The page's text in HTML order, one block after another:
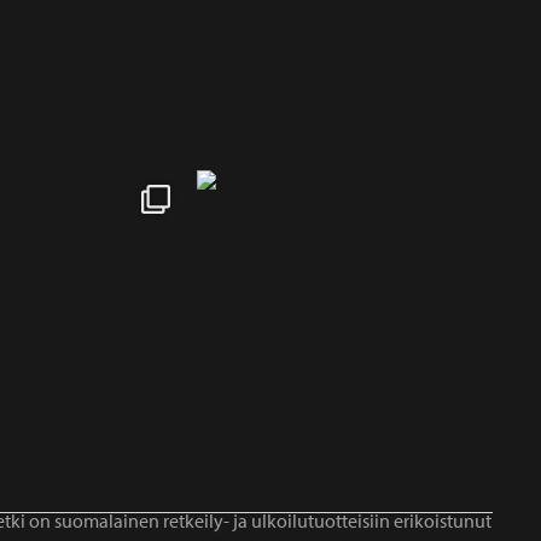
on suomalainen retkeily- ja ulkoilutuotteisiin erikoistunut